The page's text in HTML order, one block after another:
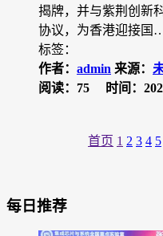
揭牌，并与紫荆创新
协议，为香港迎接国
标签：
作者： admin 来源：
阅读：75
时间：
首页 1 2 3 4 5
每日推荐